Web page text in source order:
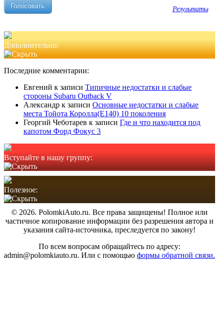
Результаты
Дополнительно:
Последние комментарии:
Евгений к записи Типичные недостатки и слабые
стороны Subaru Outback V
Александр к записи Основные недостатки и слабые
места Тойота Королла(Е140) 10 поколения
Георгий Чеботарев к записи Где и что находится под
капотом Форд Фокус 3
Вступайте в нашу группу:
Полезное:
© 2026. PolomkiAuto.ru. Все права защищены! Полное или
частичное копирование информации без разрешения автора и
указания сайта-источника, преследуется по закону!
По всем вопросам обращайтесь по адресу:
admin@polomkiauto.ru. Или с помощью формы обратной связи.